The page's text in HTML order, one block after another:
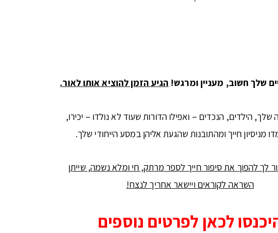
שלך חשוב, מעניין ומרגש! הגיע הזמן להוציא אותו לאור.
הילדים, הנכדים – ואפילו הדורות שעוד לא נולדו – יכירו,
מניסיון חייך ומהתובנות שהגעת אליהן במסע הייחודי שלך.
לך להפוך את סיפור חייך לספר מרתק, חי ומלא נשמה, שייתן
השראה לקוראים ויישאר אחריך לנצח!
לכאן לפרטים נוספים